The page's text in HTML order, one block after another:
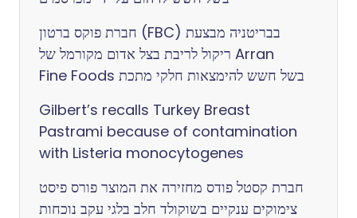
חברת פוקס ברטון (FBC) בבריטניה מבצעת
ריקול לריבת בצל אדום מקורמל של Arran
Fine Foods בשל חשש להימצאות חלקי מתכת
Gilbert’s recalls Turkey Breast
Pastrami because of contamination
with Listeria monocytogenes
חברת קסטל פודס מחזירה את המוצר פורס פיסט
צימוקים ענקיים בשוקולד חלב בלגי עקב נוכחות